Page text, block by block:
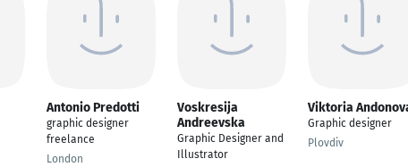
Antonio Predotti
graphic designer
freelance
London
Voskresija
Andreevska
Graphic Designer and
Illustrator
Viktoria
Graphic designer
Plovdiv